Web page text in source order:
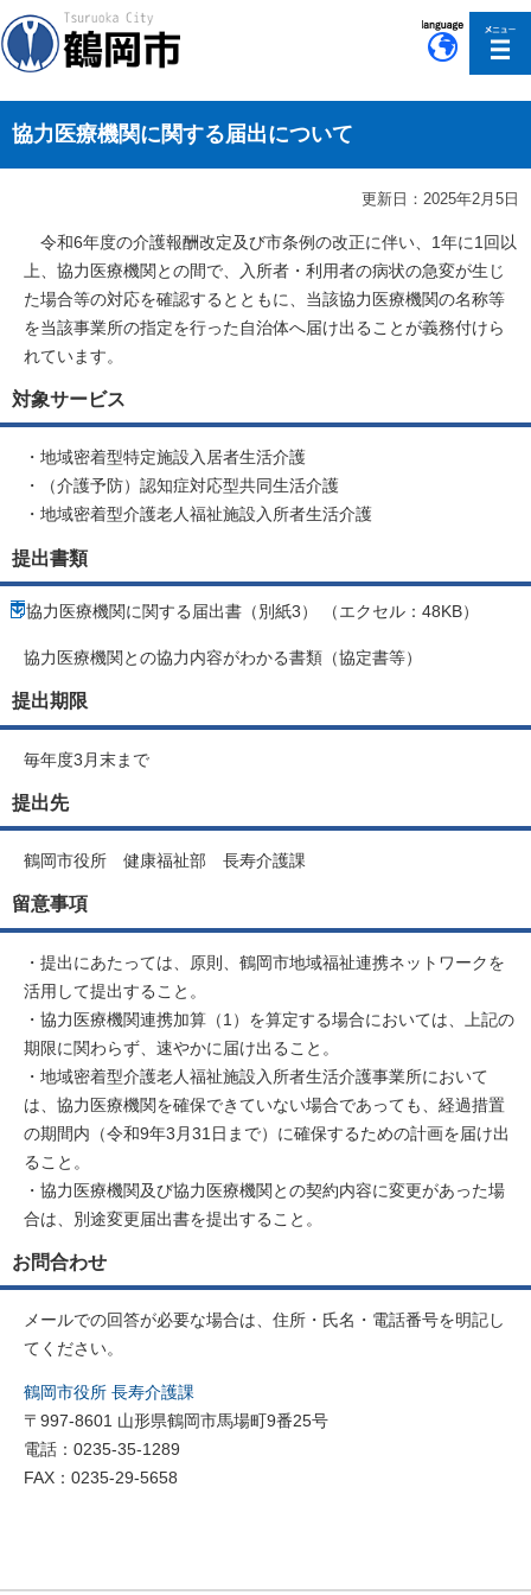
協力医療機関に関する届出について
更新日：2025年2月5日
令和6年度の介護報酬改定及び市条例の改正に伴い、1年に1回以
上、協力医療機関との間で、入所者・利用者の病状の急変が生じ
た場合等の対応を確認するとともに、当該協力医療機関の名称等
を当該事業所の指定を行った自治体へ届け出ることが義務付けら
れています。
対象サービス
・地域密着型特定施設入居者生活介護
・（介護予防）認知症対応型共同生活介護
・地域密着型介護老人福祉施設入所者生活介護
提出書類
協力医療機関に関する届出書（別紙3） （エクセル：48KB）
協力医療機関との協力内容がわかる書類（協定書等）
提出期限
毎年度3月末まで
提出先
鶴岡市役所 健康福祉部 長寿介護課
留意事項
・提出にあたっては、原則、鶴岡市地域福祉連携ネットワークを
活用して提出すること。
・協力医療機関連携加算（1）を算定する場合においては、上記の
期限に関わらず、速やかに届け出ること。
・地域密着型介護老人福祉施設入所者生活介護事業所において
は、協力医療機関を確保できていない場合であっても、経過措置
の期間内（令和9年3月31日まで）に確保するための計画を届け出
ること。
・協力医療機関及び協力医療機関との契約内容に変更があった場
合は、別途変更届出書を提出すること。
お問合わせ
メールでの回答が必要な場合は、住所・氏名・電話番号を明記し
てください。
鶴岡市役所 長寿介護課
〒997-8601 山形県鶴岡市馬場町9番25号
電話：0235-35-1289
FAX：0235-29-5658